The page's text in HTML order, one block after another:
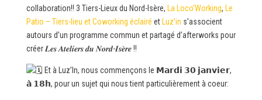
collaboration!! 3 Tiers-Lieux du Nord-Isère, La Loco’Working, Le
Patio – Tiers-lieu et Coworking éclairé et Luz’in s’associent
autours d’un programme commun et partagé d’afterworks pour
créer 𝑳𝒆𝒔 𝑨𝒕𝒆𝒍𝒊𝒆𝒓𝒔 𝒅𝒖 𝑵𝒐𝒓𝒅-𝑰𝒔𝒆̀𝒓𝒆 !!
Et à Luz’In, nous commençons le 𝗠𝗮𝗿𝗱𝗶 𝟯𝟬 𝗷𝗮𝗻𝘃𝗶𝗲𝗿,
𝗮̀ 𝟭𝟴𝗵, pour un sujet qui nous tientparticulièrement à coeur: